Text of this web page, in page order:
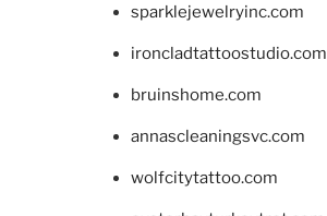
sparklejewelryinc.com
ironcladtattoostudio.com
bruinshome.com
annascleaningsvc.com
wolfcitytattoo.com